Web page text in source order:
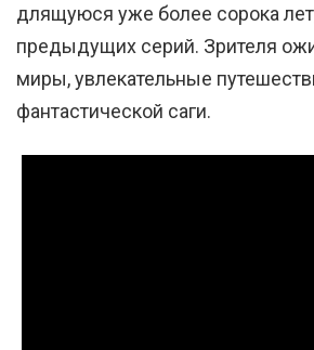
длящуюся уже более сорока
предыдущих серий. Зрителя
миры, увлекательные
фантастической саги.